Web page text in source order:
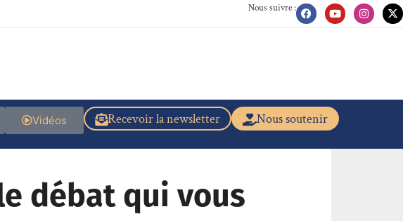
Nous suivre :
Nous soutenir
Recevoir la newsletter
Vidéos
débat qui vous